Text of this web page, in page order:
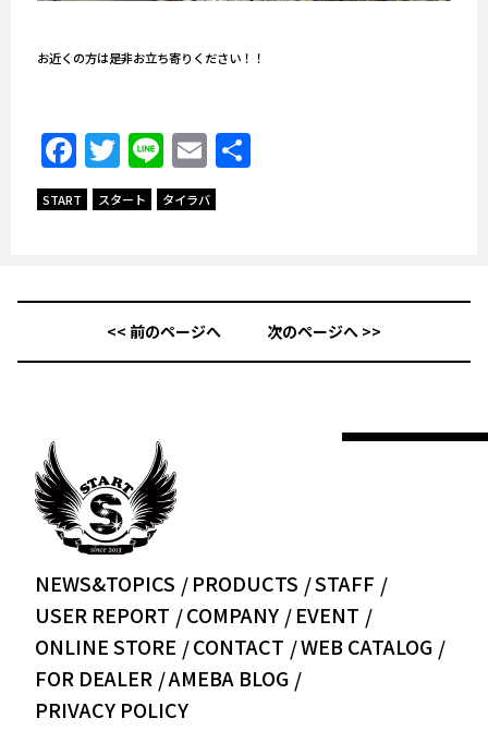
お近くの方は是非お立ち寄りください！！
Facebook
Twitter
LineEmail
START スタート タイラバ
<< 前のページへ 次のページへ >>
NEWS&TOPICS PRODUCTS
STAFF
USER REPORT
COMPANY
EVENT
ONLINE STORE
CONTACT
WEB CATALOG
FOR DEALER AMEBA BLOG
PRIVACY POLICY